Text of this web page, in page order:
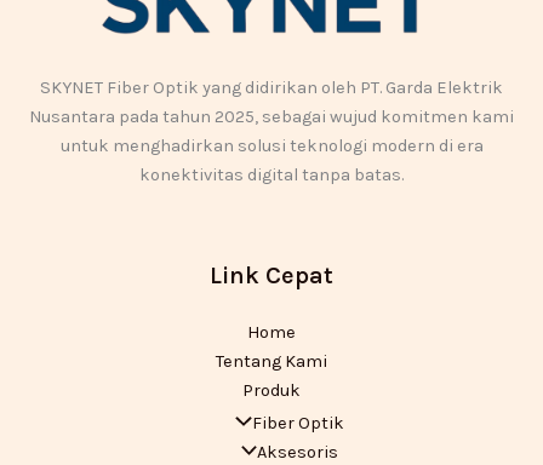
SKYNET Fiber Optik yang didirikan oleh PT. Garda Elektrik
Nusantara pada tahun 2025, sebagai wujud komitmen kami
untuk menghadirkan solusi teknologi modern di era
konektivitas digital tanpa batas.
Link Cepat
Home
Tentang Kami
Produk
Fiber Optik
Aksesoris